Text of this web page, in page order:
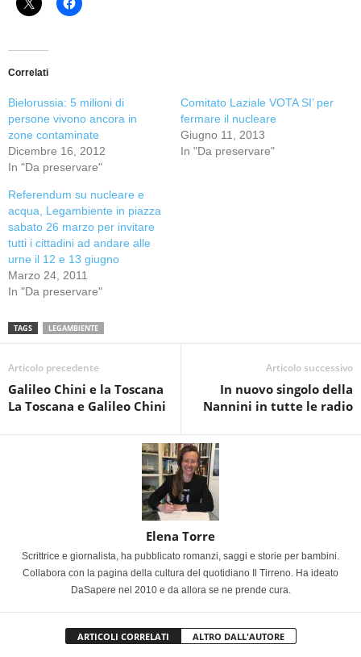
Correlati
Bielorussia: 5 milioni di
persone vivono ancora in
zone contaminate
Dicembre 16, 2012
In "Da preservare"
Comitato Laziale VOTA SI’ per
fermare il nucleare
Giugno 11, 2013
In "Da preservare"
Referendum su nucleare e
acqua, Legambiente in piazza
sabato 26 marzo per invitare
tutti i cittadini ad andare alle
urne il 12 e 13 giugno
Marzo 24, 2011
In "Da preservare"
TAGS LEGAMBIENTE
Articolo precedente
Galileo Chini e la Toscana
La Toscana e Galileo Chini
Articolo successivo
In nuovo singolo della
Nannini in tutte le radio
Elena Torre
Scrittrice e giornalista, ha pubblicato romanzi, saggi e storie per bambini.
Collabora con la pagina della cultura del quotidiano Il Tirreno. Ha ideato
DaSapere nel 2010 e da allora se ne prende cura.
ARTICOLI CORRELATI ALTRO DALL'AUTORE